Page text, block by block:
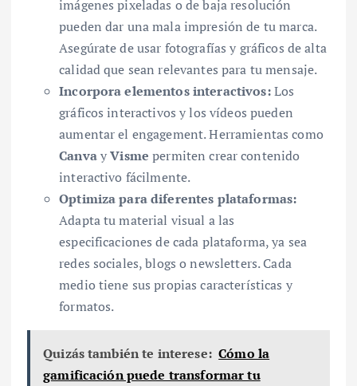
imágenes pixeladas o de baja resolución
pueden dar una mala impresión de tu marca.
Asegúrate de usar fotografías y gráficos de alta
calidad que sean relevantes para tu mensaje.
Incorpora elementos interactivos:Los
gráficos interactivos y los vídeos pueden
aumentar el engagement. Herramientas como
CanvayVisme permiten crear contenido
interactivo fácilmente.
Optimiza para diferentes plataformas:
Adapta tu material visual a las
especificaciones de cada plataforma, ya sea
redes sociales, blogs o newsletters. Cada
medio tiene sus propias características y
formatos.
Quizás también te interese: Cómo la
gamificación puede transformar tu